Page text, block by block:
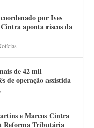
por Ives
aponta riscos da
de 42 mil
de operação assistida
e Marcos Cintra
Reforma Tributária